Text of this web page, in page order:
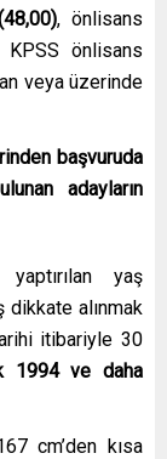
, önlisans
KPSS önlisans
veya üzerinde
başvuruda
adayların
yaş
alınmak
itibariyle 30
1994 ve daha
cm’den kısa